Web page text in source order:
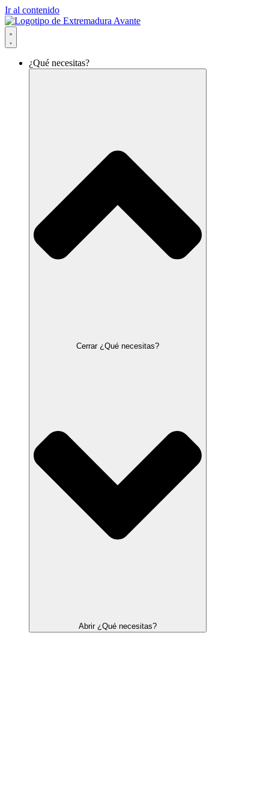
Ir al contenido
¿Qué necesitas?
Cerrar ¿Qué necesitas?
Abrir ¿Qué necesitas?